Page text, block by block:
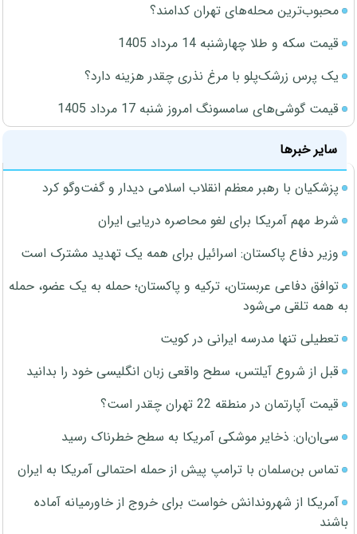
محبوب‌ترین محله‌های تهران کدامند؟
قیمت سکه و طلا چهارشنبه 14 مرداد 1405
یک پرس زرشک‌پلو با مرغ نذری چقدر هزینه دارد؟
قیمت گوشی‌های سامسونگ امروز شنبه 17 مرداد 1405
سایر خبرها
پزشکیان با رهبر معظم انقلاب اسلامی دیدار و گفت‌وگو کرد
شرط مهم آمریکا برای لغو محاصره دریایی ایران
وزیر دفاع پاکستان: اسرائیل برای همه یک تهدید مشترک است
توافق دفاعی عربستان، ترکیه و پاکستان؛ حمله به یک عضو، حمله
به همه تلقی می‌شود
تعطیلی تنها مدرسه ایرانی در کویت
قبل از شروع آیلتس، سطح واقعی زبان انگلیسی خود را بدانید
قیمت آپارتمان در منطقه 22 تهران چقدر است؟
سی‌ان‌ان: ذخایر موشکی آمریکا به سطح خطرناک رسید
تماس بن‌سلمان با ترامپ پیش از حمله احتمالی آمریکا به ایران
آمریکا از شهروندانش خواست برای خروج از خاورمیانه آماده
باشند